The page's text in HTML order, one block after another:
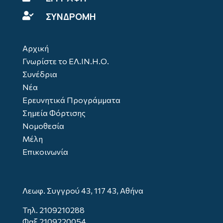
 ΣΥΝΔΡΟΜΗ
Αρχική
Γνωρίστε το ΕΛ.ΙΝ.Η.Ο.
Συνέδρια
Νέα
Ερευνητικά Προγράμματα
Σημεία Φόρτισης
Νομοθεσία
Μέλη
Επικοινωνία
Λεωφ. Συγγρού 43, 117 43, Αθήνα
Τηλ. 2109210288